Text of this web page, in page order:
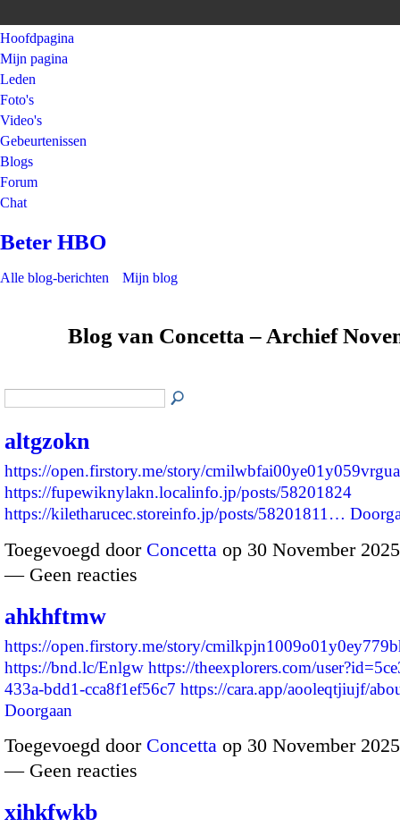
Hoofdpagina
Mijn pagina
Leden
Foto's
Video's
Gebeurtenissen
Blogs
Forum
Chat
Beter HBO
Alle blog-berichten Mijn blog
Blog van Concetta – Archief
altgzokn
https://open.firstory.me/story/
https://fupewiknylakn.localinfo.jp/posts/58201824
https://kiletharucec.storeinfo.jp/posts/58201811…
Toegevoegd door Concetta op 30 November
— Geen reacties
ahkhftmw
https://open.firstory.me/story/
https://bnd.lc/Enlgw https://theexplorers.com/
433a-bdd1-cca8f1ef56c7 https://cara.app/aooleqtjiujf/
Doorgaan
Toegevoegd door Concetta op 30 November
— Geen reacties
xihkfwkb